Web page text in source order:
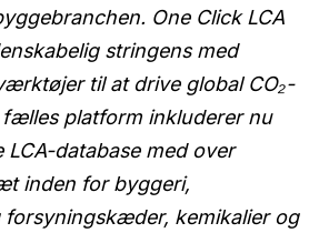
One Click LCA
stringens med
til at drive global CO₂-
platform inkluderer nu
LCA-database med over
inden for byggeri,
kemikalier og